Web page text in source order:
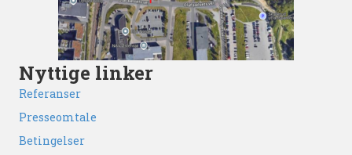
Nyttige linker
Referanser
Presseomtale
Betingelser